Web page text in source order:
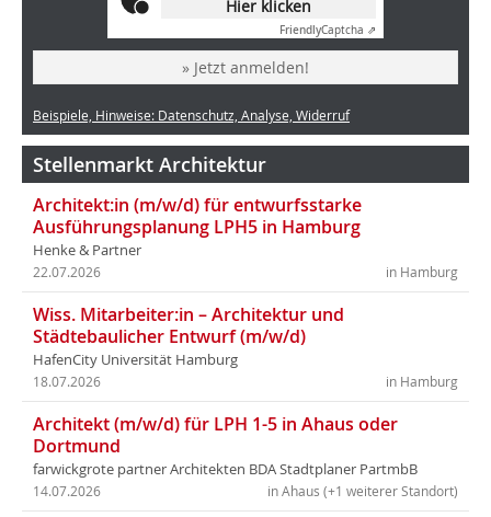
Hier klicken
FriendlyCaptcha ⇗
» Jetzt anmelden!
Beispiele, Hinweise: Datenschutz, Analyse, Widerruf
Stellenmarkt Architektur
Architekt:in (m/w/d) für entwurfsstarke
Ausführungsplanung LPH5 in Hamburg
Henke & Partner
in Hamburg
22.07.2026
Wiss. Mitarbeiter:in – Architektur und
Städtebaulicher Entwurf (m/w/d)
HafenCity Universität Hamburg
in Hamburg
18.07.2026
Architekt (m/w/d) für LPH 1-5 in Ahaus oder
Dortmund
farwickgrote partner Architekten BDA Stadtplaner PartmbB
in Ahaus (+1 weiterer Standort)
14.07.2026